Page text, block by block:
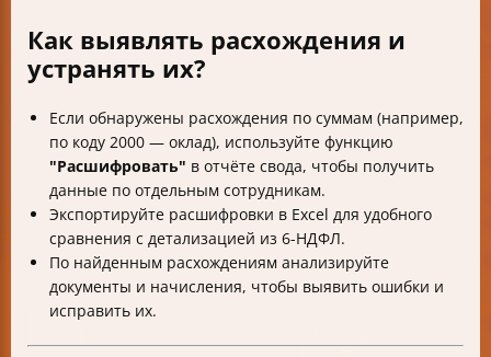
Как выявлять расхождения и
устранять их?
Если обнаружены расхождения по суммам (например,
по коду 2000 — оклад), используйте функцию
"Расшифровать" в отчёте свода, чтобы получить
данные по отдельным сотрудникам.
Экспортируйте расшифровки в Excel для удобного
сравнения с детализацией из 6-НДФЛ.
По найденным расхождениям анализируйте
документы и начисления, чтобы выявить ошибки и
исправить их.